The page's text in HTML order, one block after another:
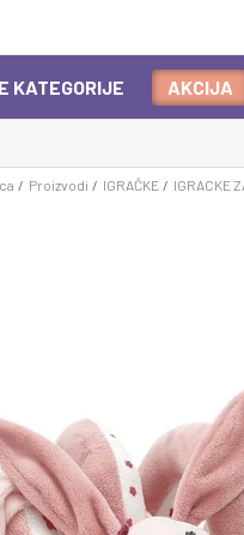
KATEGORIJE AKCIJA
Proizvodi IGRAČKE IGRACKE